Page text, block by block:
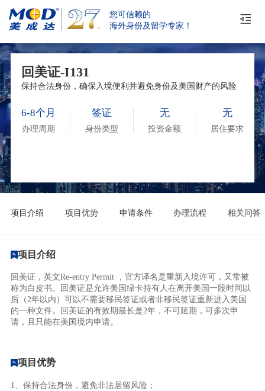
您可信赖的
海外身份及留学专家！
回美证-I131
保持合法身份，确保入境便利并避免身份及美国财产的风险
6-8个月
办理周期
签证
身份类型
无
投资金额
无
居住要求
项目介绍 项目优势 申请条件 办理流程 相关问答
项目介绍
回美证，英文Re-entry Permit ，官方译名是重新入境许可，又常被
称为白皮书。回美证是允许美国绿卡持有人在离开美国一段时间以
后（2年以内）可以不需要移民签证或者非移民签证重新进入美国
的一种文件。回美证的有效期最长是2年，不可延期，可多次申
请，且只能在美国境内申请。
项目优势
1、保持合法身份，避免非法居留风险；